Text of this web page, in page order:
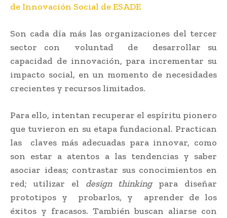
de Innovación Social de ESADE
Son cada día más las organizaciones del tercer
sector con voluntad de desarrollar su
capacidad de innovación, para incrementar su
impacto social, en un momento de necesidades
crecientes y recursos limitados.
Para ello, intentan recuperar el espíritu pionero
que tuvieron en su etapa fundacional. Practican
las claves más adecuadas para innovar, como
son estar a atentos a las tendencias y saber
asociar ideas; contrastar sus conocimientos en
red; utilizar el design thinkingpara diseñar
prototipos y probarlos, y aprender de los
éxitos y fracasos. También buscan aliarse con